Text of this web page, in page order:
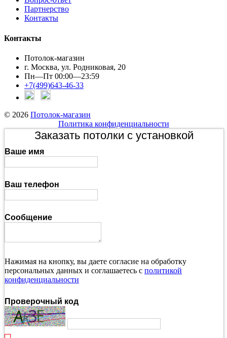
Партнерство
Контакты
Контакты
Потолок-магазин
г. Москва, ул. Родниковая, 20
Пн—Пт 00:00—23:59
+7(499)643-46-33
© 2026 Потолок-магазин
Политика конфиденциальности
Заказать потолки с установкой
Ваше имя
Ваш телефон
Сообщение
Нажимая на кнопку, вы даете согласие на обработку
персональных данных и соглашаетесь с политикой
конфиденциальности
Проверочный код